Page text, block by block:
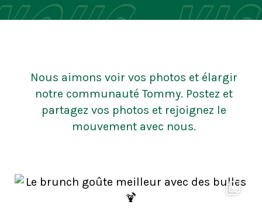
Nous aimons voir vos photos et élargir
notre communauté Tommy. Postez et
partagez vos photos et rejoignez le
mouvement avec nous.